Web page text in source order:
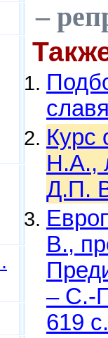
–
Курс
Н.А.,
Д.П.
В.,
– С.-
619